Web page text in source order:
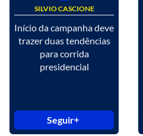
SILVIO CASCIONE
Início da campanha deve
trazer duas tendências
para corrida
presidencial
Seguir